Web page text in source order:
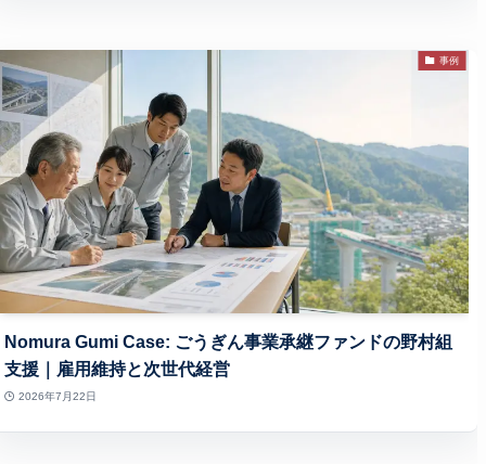
事例
Nomura Gumi Case: ごうぎん事業承継ファンドの野村組
支援｜雇用維持と次世代経営
2026年7月22日